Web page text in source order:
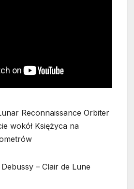
Reconnaissance Orbiter
wokół Księżyca na
– Clair de Lune